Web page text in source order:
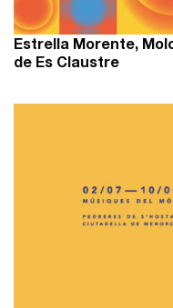
Estrella Morente,
de Es Claustre